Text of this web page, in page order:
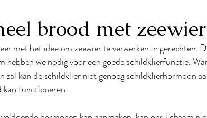
brood met zeewier
met het idee om zeewier te verwerken in gerechten.
hebben we nodig voor een goede schildklierfunctie.
zal kan de schildklier niet genoeg schildklierhormoon
kan functioneren.